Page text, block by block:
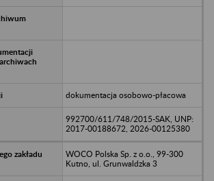
dokumentacja osobowo-płacowa
992700/611/748/2015-SAK, UNP:
2017-00188672, 2026-00125380
WOCO Polska Sp. z o.o., 99-300
Kutno, ul. Grunwaldzka 3